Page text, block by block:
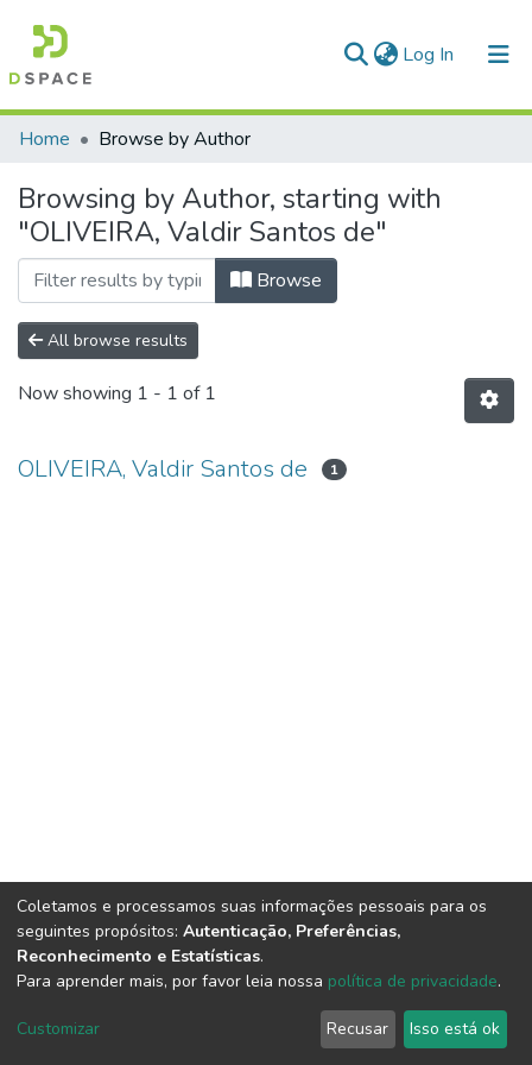
Log In (current)
Communities & Collections
All of DSpace
Home Browse by Author
Browsing by Author, starting with
"OLIVEIRA, Valdir Santos de"
Browse
All browse results
Now showing 1 - 1 of 1
OLIVEIRA, Valdir Santos de 1
DSpace software copyright © 2002-2026 LYRASIS
Cookie
End User
Agreement
Send
Feedback
Coletamos e processamos suas informações pessoais para os
seguintes propósitos: Autenticação, Preferências,
Reconhecimento e Estatísticas.
Para aprender mais, por favor leia nossa política de privacidade.
Customizar Recusar Isso está ok